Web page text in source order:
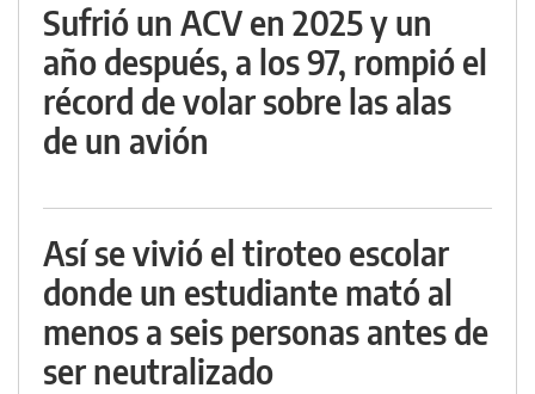
Sufrió un ACV en 2025 y un
año después, a los 97, rompió el
récord de volar sobre las alas
de un avión
Así se vivió el tiroteo escolar
donde un estudiante mató al
menos a seis personas antes de
ser neutralizado